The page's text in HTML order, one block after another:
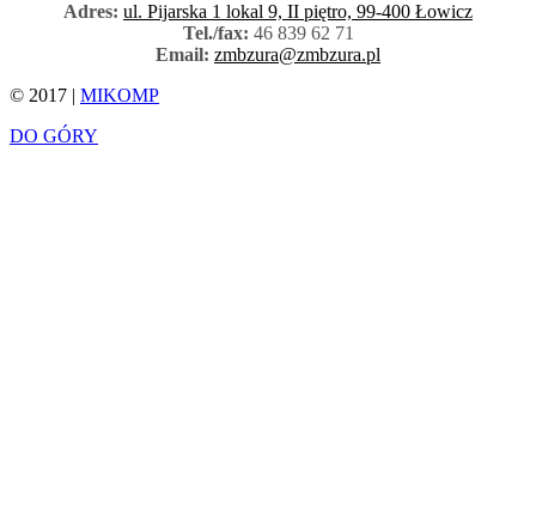
Adres: ul. Pijarska 1 lokal 9, II piętro, 99-400 Łowicz
Tel./fax: 46 839 62 71
Email: zmbzura@zmbzura.pl
© 2017 | MIKOMP
DO GÓRY